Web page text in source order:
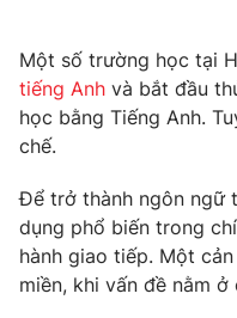
Câu chuyện quốc tế
Thị trường
Góc doanh nghiệp
Dữ liệu và đời sống
Truyền hình
Hậu trường
Nhân vật
Giải trí
Điện ảnh
Âm nhạc
Đời sống
Một số trường học tại
tiếng Anh và bắt đầu
học bằng Tiếng Anh.
chế.
Để trở thành ngôn ngữ
dụng phổ biến trong
hành giao tiếp. Một
miền, khi vấn đề nằm